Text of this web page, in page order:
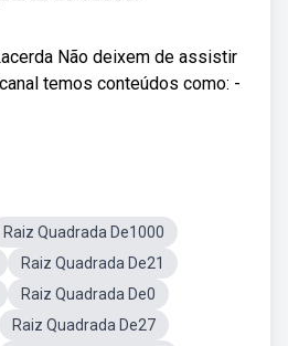
Não deixem de assistir
temos conteúdos como: -
Raiz Quadrada De1000
Raiz Quadrada De21
Raiz Quadrada De0
Raiz Quadrada De27